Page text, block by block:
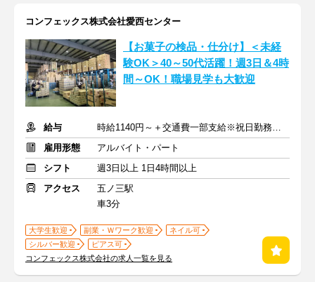
コンフェックス株式会社愛西センター
【お菓子の検品・仕分け】＜未経
験OK＞40～50代活躍！週3日＆4時
間～OK！職場見学も大歓迎
給与
時給1140円～＋交通費一部支給※祝日勤務は時給1240円
雇用形態
アルバイト・パート
シフト
週3日以上 1日4時間以上
アクセス
五ノ三駅
車3分
大学生歓迎 副業・Ｗワーク歓迎
ネイル可
シルバー歓迎
ピアス可
コンフェックス株式会社の求人一覧を見る